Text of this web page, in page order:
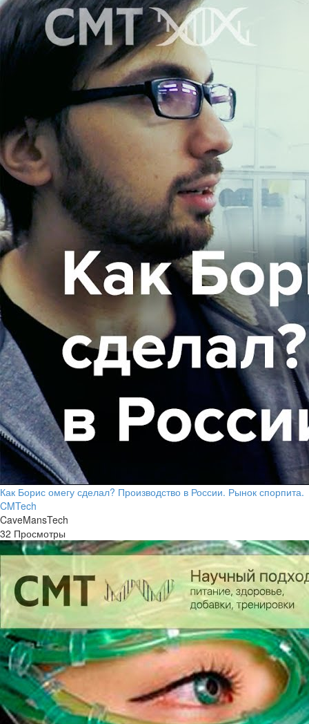
Как Борис омегу сделал? Производство в России. Рынок спорпита.
CMTech
CaveMansTech
32 Просмотры